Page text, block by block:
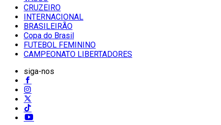
CRUZEIRO
INTERNACIONAL
BRASILEIRÃO
Copa do Brasil
FUTEBOL FEMININO
CAMPEONATO LIBERTADORES
siga-nos